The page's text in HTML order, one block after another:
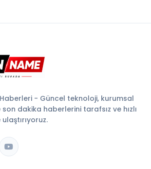
- Güncel teknoloji, kurumsal
dakika haberlerini tarafsız ve hızlı